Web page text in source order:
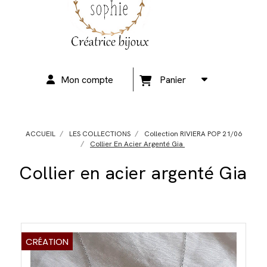
Mon compte Panier
ACCUEIL LES COLLECTIONS
Collection RIVIERA POP 21/06
Collier En Acier Argenté Gia
Collier en acier argenté Gia
CRÉATION